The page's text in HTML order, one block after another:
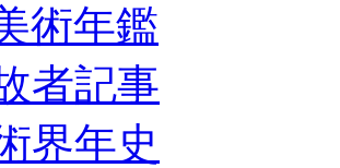
術年鑑
者記事
界年史